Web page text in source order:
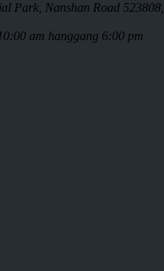
Park, Nanshan Road
am hanggang 6:00 pm